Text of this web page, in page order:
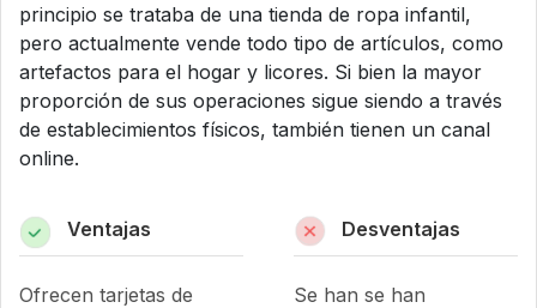
principio se trataba de una tienda de ropa infantil,
pero actualmente vende todo tipo de artículos, como
artefactos para el hogar y licores. Si bien la mayor
proporción de sus operaciones sigue siendo a través
de establecimientos físicos, también tienen un canal
online.
Ventajas
Ofrecen tarjetas de
Desventajas
Se han se han